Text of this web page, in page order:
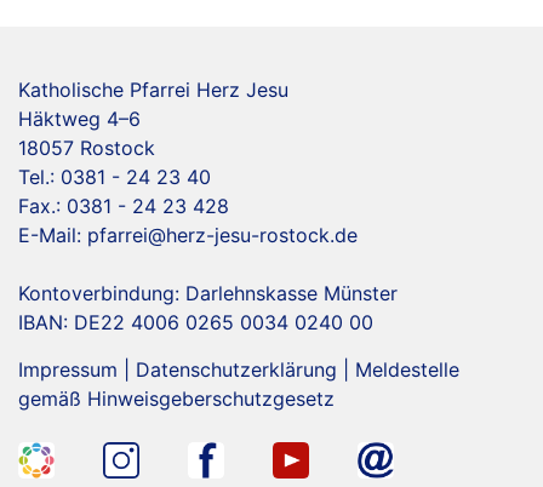
Katholische Pfarrei Herz Jesu
Häktweg 4–6
18057 Rostock
Tel.: 0381 - 24 23 40
Fax.: 0381 - 24 23 428
E-Mail: pfarrei@herz-jesu-rostock.de
Kontoverbindung: Darlehnskasse Münster
IBAN: DE22 4006 0265 0034 0240 00
Impressum
Datenschutzerklärung
Meldestelle
gemäß Hinweisgeberschutzgesetz